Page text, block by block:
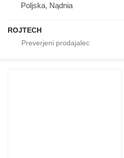
Poljska, Nądnia
ROJTECH